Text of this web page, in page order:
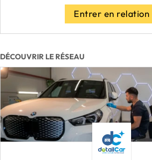
Entrer en relation
DÉCOUVRIR LE RÉSEAU